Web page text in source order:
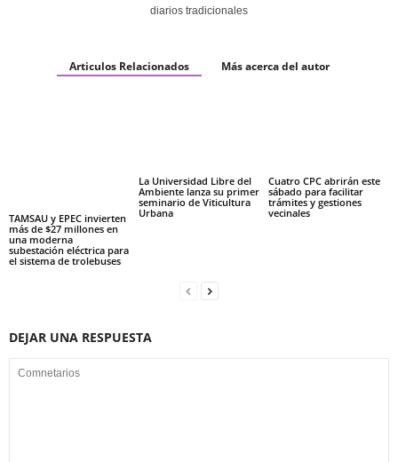
diarios tradicionales
Articulos Relacionados Más acerca del autor
TAMSAU y EPEC invierten
más de $27 millones en
una moderna
subestación eléctrica para
el sistema de trolebuses
La Universidad Libre del
Ambiente lanza su primer
seminario de Viticultura
Urbana
Cuatro CPC abrirán este
sábado para facilitar
trámites y gestiones
vecinales
DEJAR UNA RESPUESTA